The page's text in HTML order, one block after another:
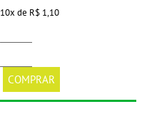
10x de R$ 1,10
COMPRAR